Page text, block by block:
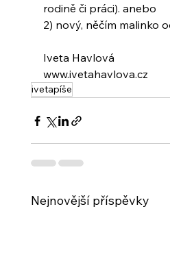
rodině či práci). anebo
2) nový, něčím malinko
Iveta Havlová
www.ivetahavlova.cz
ivetapíše
Nejnovější příspěvky